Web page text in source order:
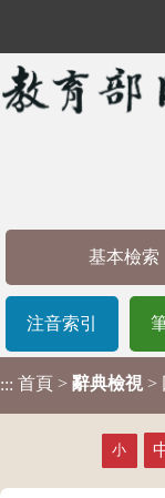
基本檢索
注音索引
::: 首頁 > 辭典檢視 >
小